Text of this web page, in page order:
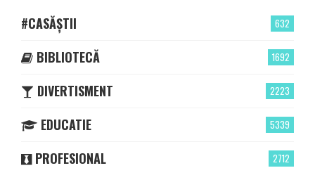
632
#CASĂȘTII
1692
BIBLIOTECĂ
2223
DIVERTISMENT
5339
EDUCATIE
2712
PROFESIONAL